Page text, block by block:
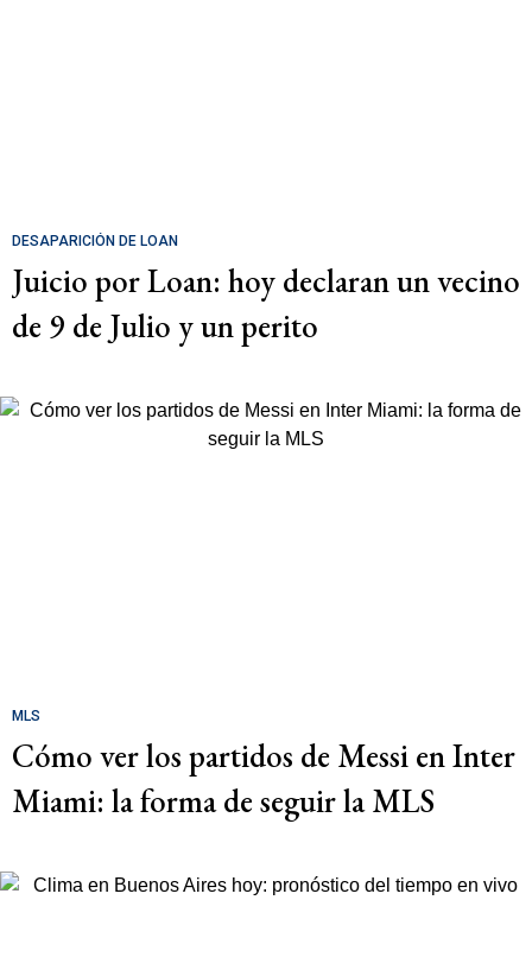
DESAPARICIÓN DE LOAN
Juicio por Loan: hoy declaran un vecino
de 9 de Julio y un perito
MLS
Cómo ver los partidos de Messi en Inter
Miami: la forma de seguir la MLS